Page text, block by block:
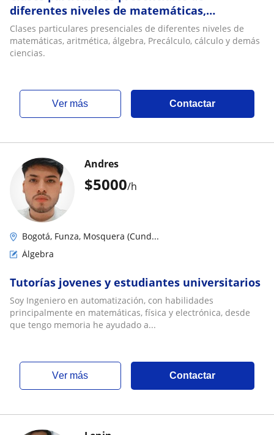
diferentes niveles de matemáticas,
aritmética, álgebra, Precálculo, cálculo y
demás ciencias
Clases particulares presenciales de diferentes niveles de
matemáticas, aritmética, álgebra, Precálculo, cálculo y demás
ciencias.
ver más Contactar
$5000/h
Andres
Bogotá, Funza, Mosquera (Cund...
Álgebra
Tutorías jovenes y estudiantes universitarios
Soy Ingeniero en automatización, con habilidades
principalmente en matemáticas, física y electrónica, desde
que tengo memoria he ayudado a...
ver más Contactar